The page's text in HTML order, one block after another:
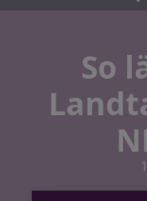
So